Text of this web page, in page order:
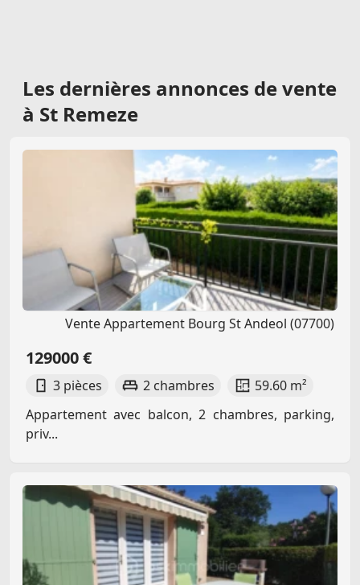
Les dernières annonces de vente
à St Remeze
Vente Appartement Bourg St Andeol (07700)
129000 €
3 pièces 2 chambres
59.60 m²
Appartement avec balcon, 2 chambres, parking,
priv...